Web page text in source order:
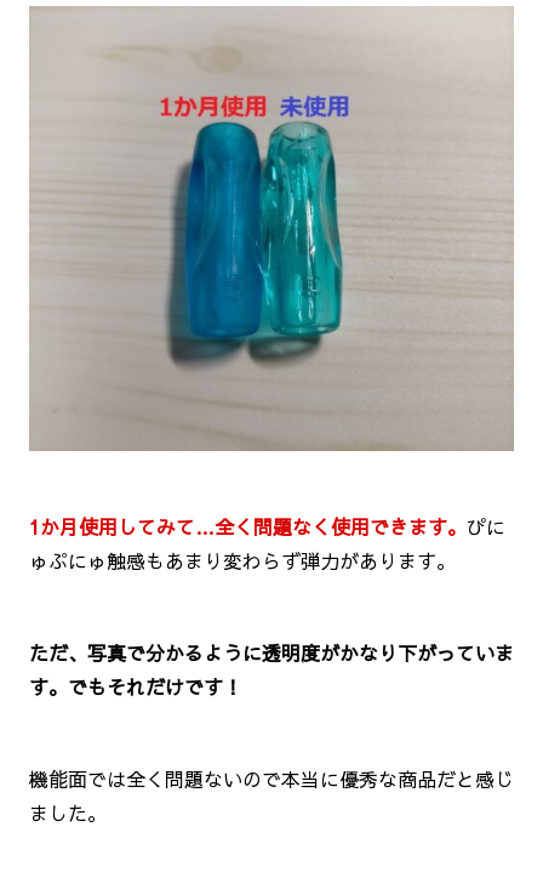
1か月使用してみて…全く問題なく使用できます。 ぴに
ゅぷにゅ触感もあまり変わらず弾力があります。
ただ、写真で分かるように透明度がかなり下がっていま
す。でもそれだけです！
機能面では全く問題ないので本当に優秀な商品だと感じ
ました。